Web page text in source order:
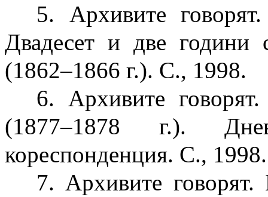
5. Архивите
Двадесет и две години
(1862–1866 г.). С., 1998.
6. Архивите
(1877–1878 г.).
кореспонденция. С., 1998.
7. Архивите говорят.